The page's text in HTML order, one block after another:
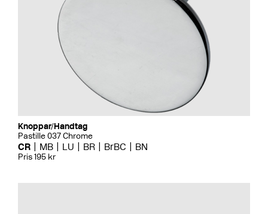
Knoppar/Handtag
Pastille 037 Chrome
CR MB LU BR BrBC BN
Pris 195 kr